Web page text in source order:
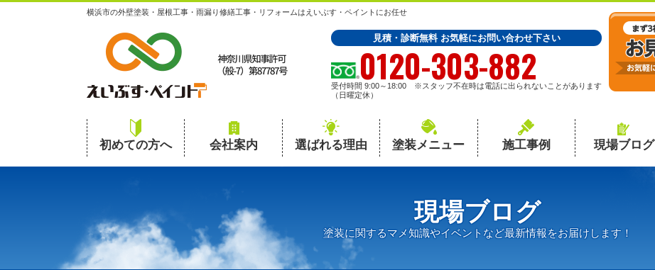
横浜市の外壁塗装・屋根工事・雨漏り修繕工事・リフォームはえいぶす・ペイントにお任せ
見積・診断無料 お気軽にお問い合わせ下さい
0120-303-882
受付時間 9:00～18:00 ※スタッフ不在時は電話に出られないことがあります
（日曜定休）
初めての方へ 会社案内 選ばれる理由 塗装メニュー 施工事例 現場ブログ
現場ブログ
塗装に関するマメ知識やイベントなど最新情報をお届けします！